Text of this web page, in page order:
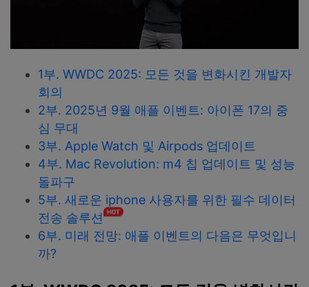
1부. WWDC 2025: 모든 것을 변화시킨 개발자
회의
2부. 2025년 9월 애플 이벤트: 아이폰 17의 중
심 무대
3부. Apple Watch 및 Airpods 업데이트
4부. Mac Revolution: m4 칩 업데이트 및 성능
돌파구
5부. 새로운 iphone 사용자를 위한 필수 데이터
전송 솔루션
6부. 미래 전망: 애플 이벤트의 다음은 무엇입니
까?